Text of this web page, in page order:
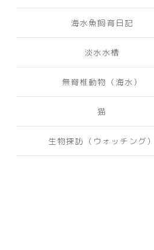
海水魚飼育日記
淡水水槽
無脊椎動物（海水）
猫
生物探訪（ウォッチング）